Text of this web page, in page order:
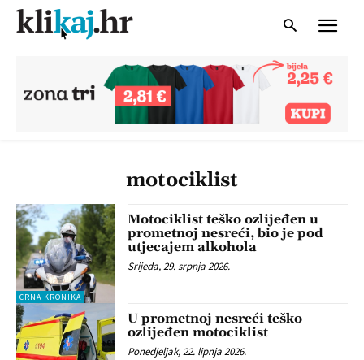
motociklist
CRNA KRONIKA
Motociklist teško ozlijeđen u
prometnoj nesreći, bio je pod
utjecajem alkohola
Srijeda, 29. srpnja 2026.
U prometnoj nesreći teško
ozlijeđen motociklist
Ponedjeljak, 22. lipnja 2026.